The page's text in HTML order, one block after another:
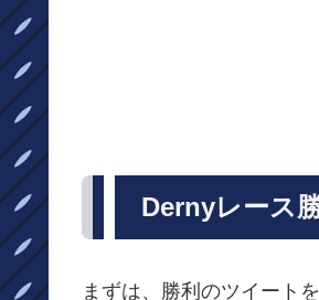
Dernyレース
まずは、勝利のツイート